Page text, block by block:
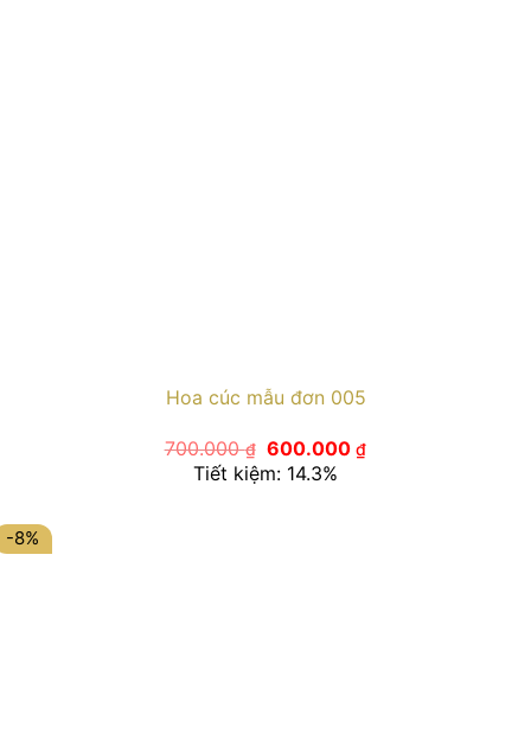
Hoa cúc mẫu đơn 005
700.000₫ Giá
gốc
là:
600.000₫Giá
Tiết kiệm: 14.3%
-8%